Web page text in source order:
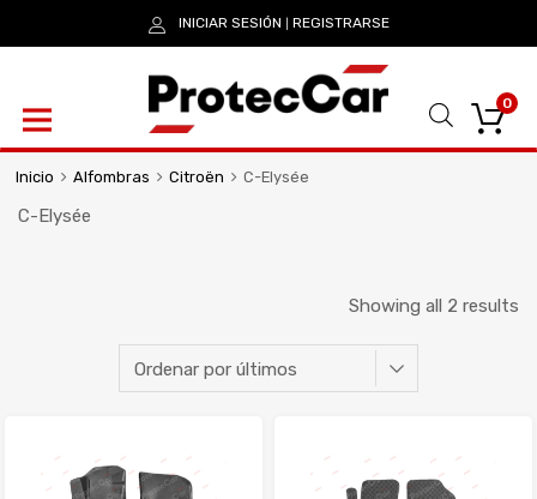
INICIAR SESIÓN REGISTRARSE
0
Inicio Alfombras Citroën C-Elysée
C-Elysée
Showing all 2 results